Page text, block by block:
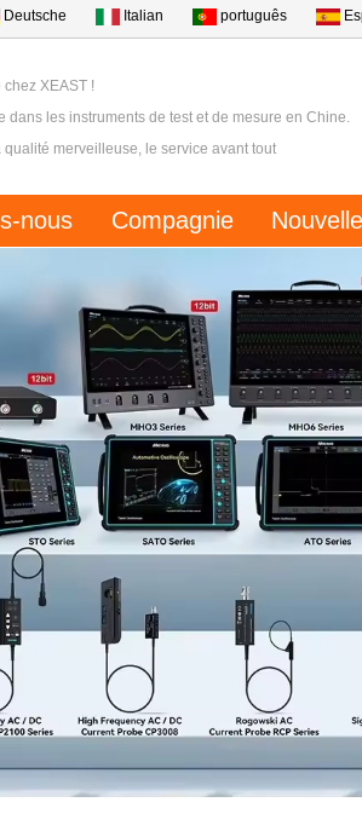
Deutsche Italian português
XEAST !
dans les instruments de test et de mesure en Chine.
qualité merveilleuse, le service avant tout
nous Compagnie